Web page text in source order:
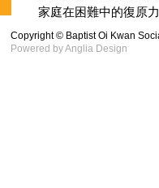
家庭在困難中的復原力
Copyright © Baptist Oi Kwan
Powered byAnglia Design